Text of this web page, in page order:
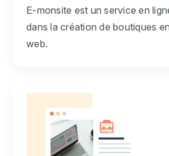
E-monsite est un service en
dans la création de boutiques
web.